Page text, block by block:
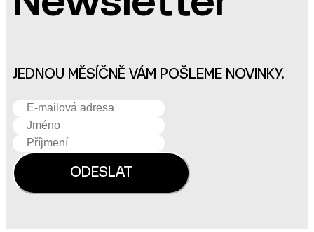
JEDNOU MĚSÍČNĚ VÁM POŠLEME NOVINKY.